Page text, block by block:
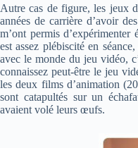
Autre cas de figure, les jeux
années de carrière d’avoir
m’ont permis
est assez plébiscité en
avec le monde du jeu vidéo,
connaissez peut-être le jeu
les deux films d’animation
sont catapultés sur un
avaient volé leurs œufs.